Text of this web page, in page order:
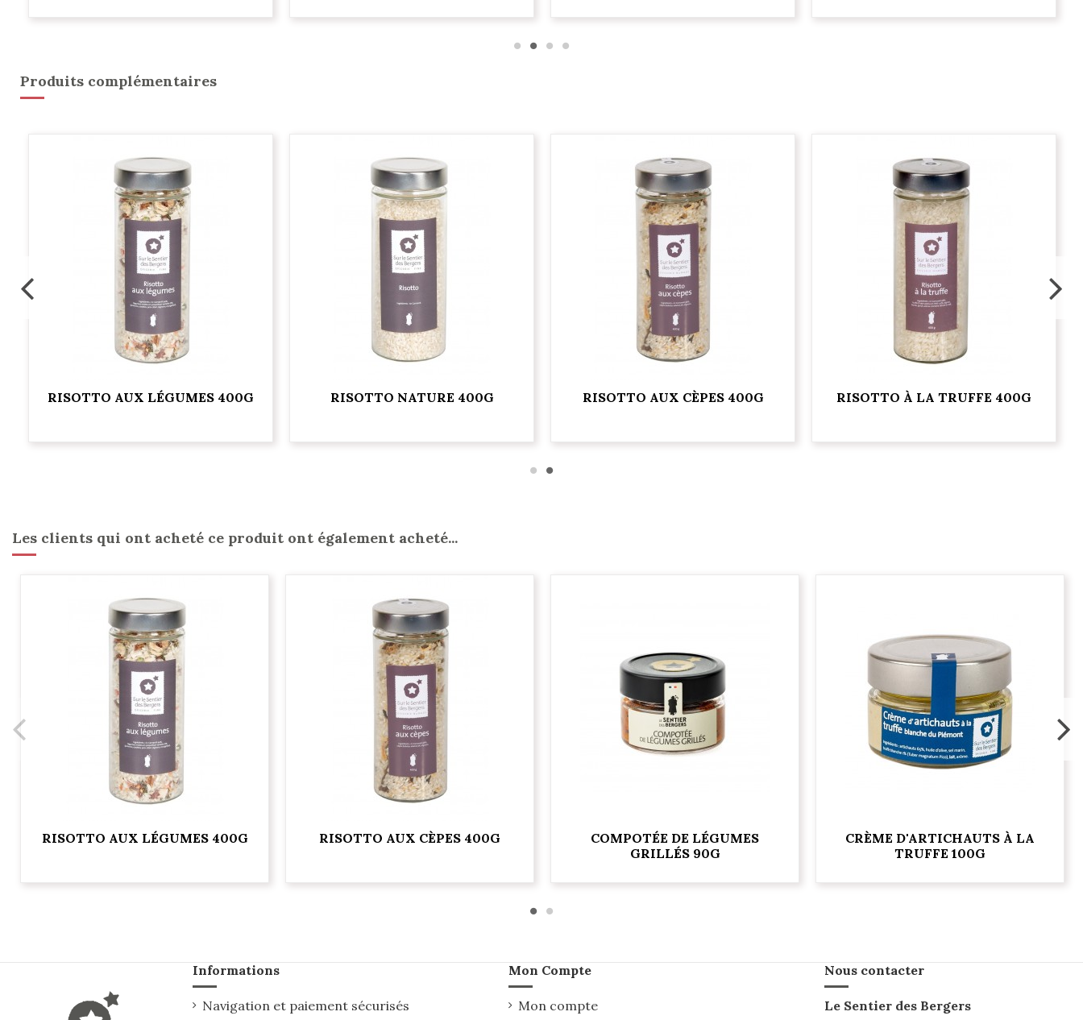
Produits complémentaires
RISOTTO AUX LÉGUMES 400G RISOTTO NATURE 400G RISOTTO AUX CÈPES 400G RISOTTO À LA TRUFFE 400G
Les clients qui ont acheté ce produit ont également acheté...
RISOTTO AUX LÉGUMES 400G RISOTTO AUX CÈPES 400G
COMPOTÉE DE LÉGUMES
GRILLÉS 90G
CRÈME D'ARTICHAUTS À LA
TRUFFE 100G
Informations
Navigation et paiement sécurisés
Mon Compte
Mon compte
Nous contacter
Le Sentier des Bergers